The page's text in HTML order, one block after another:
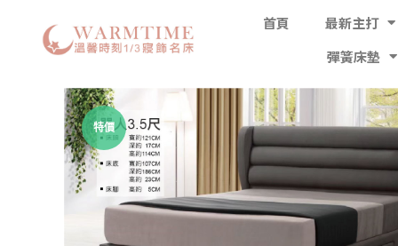
首頁
最新主打
彈簧床墊
特價